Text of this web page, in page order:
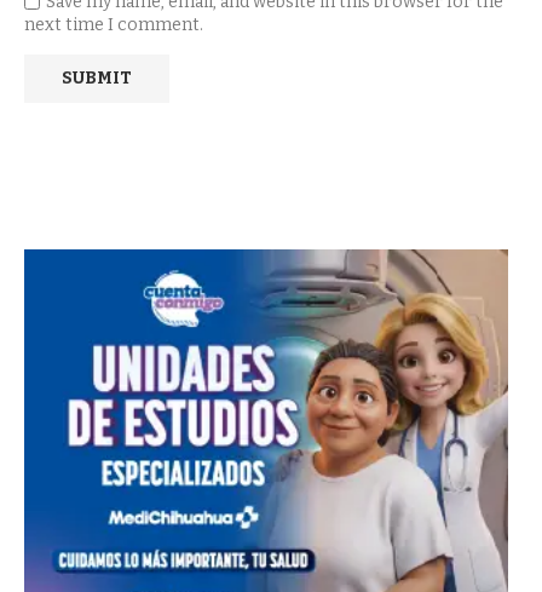
next time I comment.